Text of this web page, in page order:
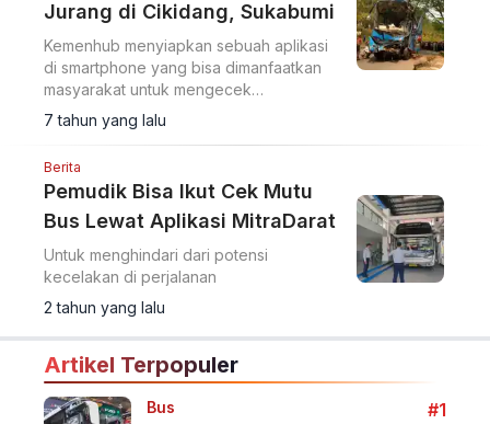
Jurang di Cikidang, Sukabumi
Kemenhub menyiapkan sebuah aplikasi
di smartphone yang bisa dimanfaatkan
masyarakat untuk mengecek
rekomendasi bus pariwisata
7 tahun yang lalu
Berita
Pemudik Bisa Ikut Cek Mutu
Bus Lewat Aplikasi MitraDarat
Untuk menghindari dari potensi
kecelakan di perjalanan
2 tahun yang lalu
Artikel Terpopuler
Bus
#1